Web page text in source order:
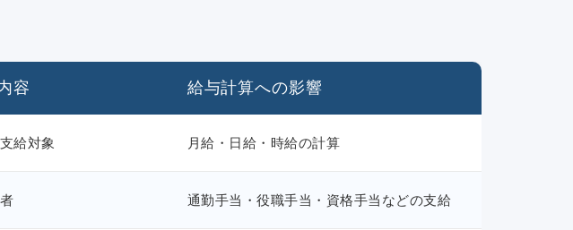
容 給与計算への影響
給対象 月給・日給・時給の計算
通勤手当・役職手当・資格手当などの支給